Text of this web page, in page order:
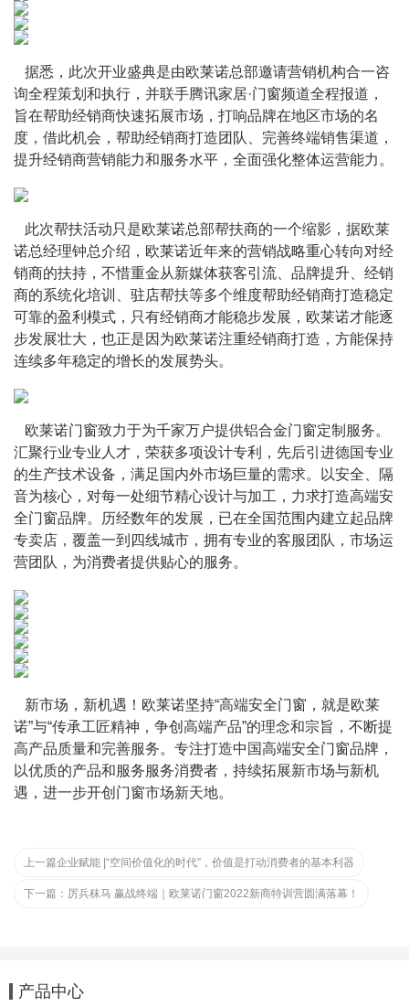
据悉，此次开业盛典是由欧莱诺总部邀请营销机构合一咨
询全程策划和执行，并联手腾讯家居·门窗频道全程报道，
旨在帮助经销商快速拓展市场，打响品牌在地区市场的名
度，借此机会，帮助经销商打造团队、完善终端销售渠道，
提升经销商营销能力和服务水平，全面强化整体运营能力。
此次帮扶活动只是欧莱诺总部帮扶商的一个缩影，据欧莱
诺总经理钟总介绍，欧莱诺近年来的营销战略重心转向对经
销商的扶持，不惜重金从新媒体获客引流、品牌提升、经销
商的系统化培训、驻店帮扶等多个维度帮助经销商打造稳定
可靠的盈利模式，只有经销商才能稳步发展，欧莱诺才能逐
步发展壮大，也正是因为欧莱诺注重经销商打造，方能保持
连续多年稳定的增长的发展势头。
欧莱诺门窗致力于为千家万户提供铝合金门窗定制服务。
汇聚行业专业人才，荣获多项设计专利，先后引进德国专业
的生产技术设备，满足国内外市场巨量的需求。以安全、隔
音为核心，对每一处细节精心设计与加工，力求打造高端安
全门窗品牌。历经数年的发展，已在全国范围内建立起品牌
专卖店，覆盖一到四线城市，拥有专业的客服团队，市场运
营团队，为消费者提供贴心的服务。
新市场，新机遇！欧莱诺坚持“高端安全门窗，就是欧莱
诺”与“传承工匠精神，争创高端产品”的理念和宗旨，不断提
高产品质量和完善服务。专注打造中国高端安全门窗品牌，
以优质的产品和服务服务消费者，持续拓展新市场与新机
遇，进一步开创门窗市场新天地。
上一篇企业赋能 |“空间价值化的时代”，价值是打动消费者的基本利器
下一篇： 厉兵秣马 赢战终端｜欧莱诺门窗2022新商特训营圆满落幕！
产品中心